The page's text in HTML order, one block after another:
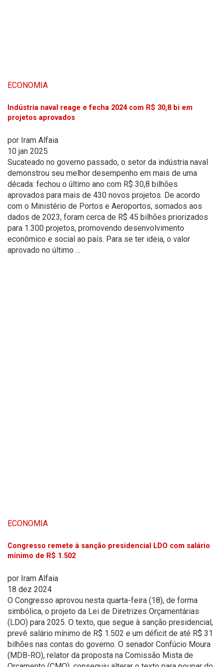
ECONOMIA
Indústria naval reage e fecha 2024 com R$ 30,8 bi em
projetos aprovados
por Iram Alfaia
10 jan 2025
Sucateado no governo passado, o setor da indústria naval
demonstrou seu melhor desempenho em mais de uma
década: fechou o último ano com R$ 30,8 bilhões
aprovados para mais de 430 novos projetos. De acordo
com o Ministério de Portos e Aeroportos, somados aos
dados de 2023, foram cerca de R$ 45 bilhões priorizados
para 1.300 projetos, promovendo desenvolvimento
econômico e social ao país. Para se ter ideia, o valor
aprovado no último ...
ECONOMIA
Congresso remete à sanção presidencial LDO com salário
mínimo de R$ 1.502
por Iram Alfaia
18 dez 2024
O Congresso aprovou nesta quarta-feira (18), de forma
simbólica, o projeto da Lei de Diretrizes Orçamentárias
(LDO) para 2025. O texto, que segue à sanção presidencial,
prevê salário mínimo de R$ 1.502 e um déficit de até R$ 31
bilhões nas contas do governo. O senador Confúcio Moura
(MDB-RO), relator da proposta na Comissão Mista de